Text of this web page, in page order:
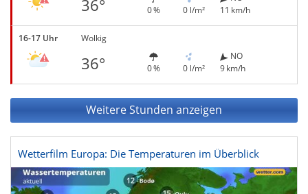
36° 0 % 0 l/m²
11 km/h
16-17 Uhr Wolkig
36° 0 % 0 l/m²
NO
9 km/h
Weitere Stunden anzeigen
Wetterfilm Europa: Die Temperaturen im Überblick